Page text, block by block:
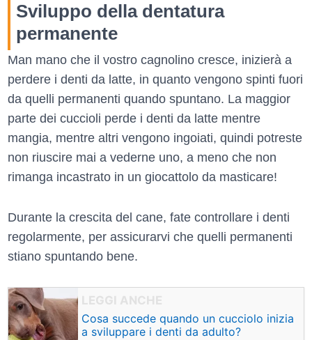
Sviluppo della dentatura
permanente
Man mano che il vostro cagnolino cresce, inizierà a
perdere i denti da latte, in quanto vengono spinti fuori
da quelli permanenti quando spuntano. La maggior
parte dei cuccioli perde i denti da latte mentre
mangia, mentre altri vengono ingoiati, quindi potreste
non riuscire mai a vederne uno, a meno che non
rimanga incastrato in un giocattolo da masticare!
Durante la crescita del cane, fate controllare i denti
regolarmente, per assicurarvi che quelli permanenti
stiano spuntando bene.
Cosa succede quando un cucciolo inizia
a sviluppare i denti da adulto?